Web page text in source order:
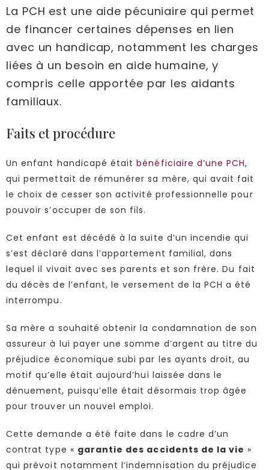
La PCH est une aide pécuniaire qui permet
de financer certaines dépenses en lien
avec un handicap, notamment les charges
liées à un besoin en aide humaine, y
compris celle apportée par les aidants
familiaux.
Faits et procédure
Un enfant handicapé étaitbénéficiaire d’une PCH,
qui permettait de rémunérer sa mère, qui avait fait
le choix de cesser son activité professionnelle pour
pouvoir s’occuper de son fils.
Cet enfant est décédé à la suite d’un incendie qui
s’est déclaré dans l’appartement familial, dans
lequel il vivait avec ses parents et son frère. Du fait
du décès de l’enfant, le versement de la PCH a été
interrompu.
Sa mère a souhaité obtenir la condamnation de son
assureur à lui payer une somme d’argent au titre du
préjudice économique subi par les ayants droit, au
motif qu’elle était aujourd’hui laissée dans le
dénuement, puisqu’elle était désormais trop âgée
pour trouver un nouvel emploi.
Cette demande a été faite dans le cadre d’un
contrat type « garantie des accidents de la vie »
qui prévoit notamment l’indemnisation du préjudice